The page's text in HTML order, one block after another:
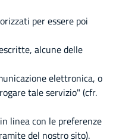
per essere poi
alcune delle
elettronica, o
tale servizio" (cfr.
linea con le preferenze
del nostro sito).